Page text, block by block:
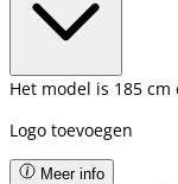
Het model is 185
Logo toevoegen
Meer info